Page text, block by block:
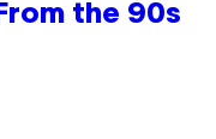
the 90s